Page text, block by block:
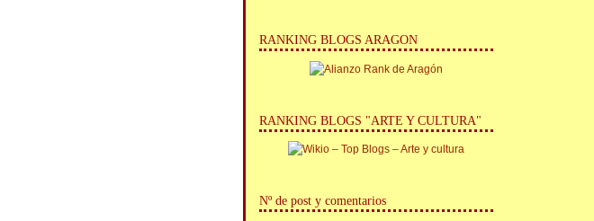
RANKING BLOGS ARAGON
RANKING BLOGS "ARTE Y CULTURA"
Nº de post y comentarios